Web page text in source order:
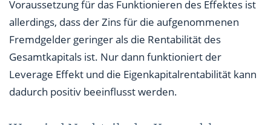
Voraussetzung für das Funktionieren des Effektes ist
allerdings, dass der Zins für die aufgenommenen
Fremdgelder geringer als die Rentabilität des
Gesamtkapitals ist. Nur dann funktioniert der
Leverage Effekt und die Eigenkapitalrentabilität kann
dadurch positiv beeinflusst werden.